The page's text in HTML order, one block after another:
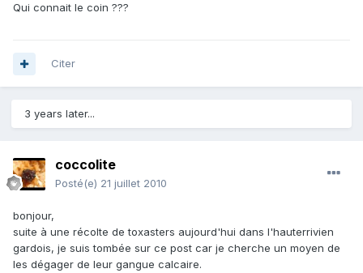
Qui connait le coin ???
Citer
3 years later...
coccolite
Posté(e) 21 juillet 2010
bonjour,
suite à une récolte de toxasters aujourd'hui dans l'hauterrivien
gardois, je suis tombée sur ce post car je cherche un moyen de
les dégager de leur gangue calcaire.